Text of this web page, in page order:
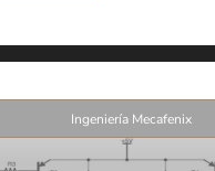
Ingeniería Mecafenix